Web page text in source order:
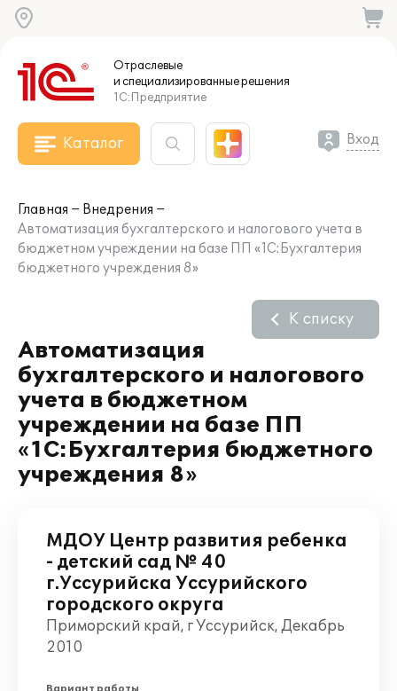
Отраслевые
и специализированныерешения
1С:Предприятие
Каталог Вход
Главная
Внедрения
Автоматизация бухгалтерского и налогового учета в
бюджетном учреждении на базе ПП «1С:Бухгалтерия
бюджетного учреждения 8»
Автоматизация
бухгалтерского и налогового
учета в бюджетном
учреждении на базе ПП
«1С:Бухгалтерия бюджетного
учреждения 8»
К списку
МДОУ Центр развития ребенка
- детский сад № 40
г.Уссурийска Уссурийского
городского округа
Приморский край, г Уссурийск, Декабрь
2010